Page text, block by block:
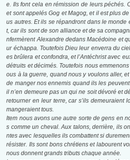
e. Ils font cela en rémission de leurs péchés.
et sont appelés Gog et Magog, et il est plus
us autres. Et ils se répandront dans le monde
t, car ils sont de son alliance et de sa
nfermèrent Alexandre dedans Macédoine et
ur échappa. Toutefois Dieu leur enverra du
es brûlera et confondra, et l’Antéchrist avec
détruits et décimés. Toutefois nous
ous à la guerre, quand nous y voulons aller,
de manger nos ennemis quand ils les
il n’en demeure pas un qui ne soit dévoré et
retourner en leur terre, car s’ils demeuraient
mangeraient tous.
Item nous avons une autre sorte de gens en
s comme un cheval. Aux talons, derrière, ils
ntes avec lesquelles ils combattent si
résister. Ils sont bons chrétiens et labourent
nous donnent grands tributs chaque année.